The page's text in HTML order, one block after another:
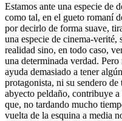
Estamos ante una especie de
como tal, en el gueto romaní
por decirlo de forma suave,
una especie de cinema-
realidad sino, en todo caso,
una determinada verdad.
ayuda demasiado a tener
protagonista, ni su sendero
abyecto peldaño, contribuye
que, no tardando mucho
vuelta de la esquina a media